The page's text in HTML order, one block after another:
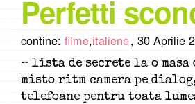
Perfetti
contine: filme,italiene, 30 Aprilie
– lista de secrete la o masa
misto ritm camera pe
telefoane pentru toata